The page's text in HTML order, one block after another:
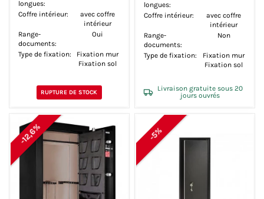
longues:
Coffre intérieur:
avec coffre
intérieur
Range-
documents:
Oui
Type de fixation:
Fixation mur
Fixation sol
RUPTURE DE STOCK
longues:
Coffre intérieur:
avec coffre
intérieur
Range-
documents:
Non
Type de fixation:
Fixation mur
Fixation sol
Livraison gratuite sous 20
jours ouvrés
-12,6% -5%